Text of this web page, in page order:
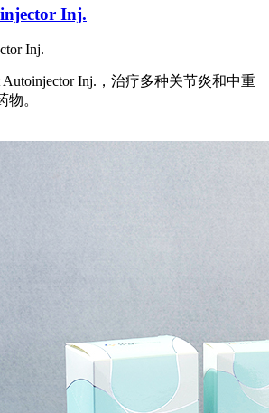
Inj.
Inj.
Autoinjector Inj.，治疗多种关节炎和中重
物。